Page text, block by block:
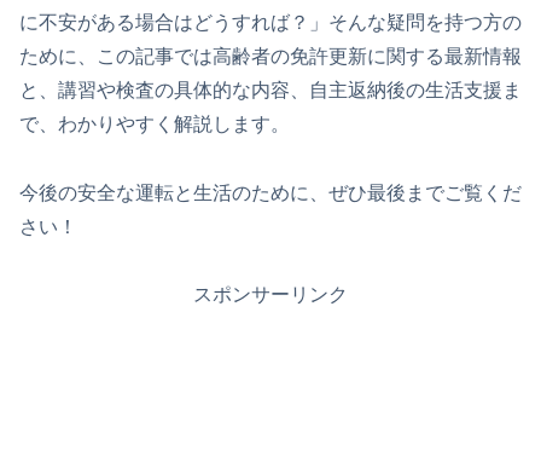
に不安がある場合はどうすれば？」そんな疑問を持つ方の
ために、この記事では高齢者の免許更新に関する最新情報
と、講習や検査の具体的な内容、自主返納後の生活支援ま
で、わかりやすく解説します。
今後の安全な運転と生活のために、ぜひ最後までご覧くだ
さい！
スポンサーリンク